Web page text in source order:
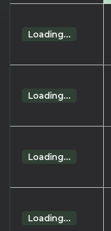
Loading...
Loading...
Loading...
Loading...